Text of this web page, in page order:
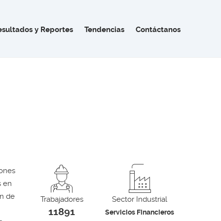
y Reportes Tendencias Contáctanos
en
de
Trabajadores
11891
Sector Industrial
Servicios Financieros